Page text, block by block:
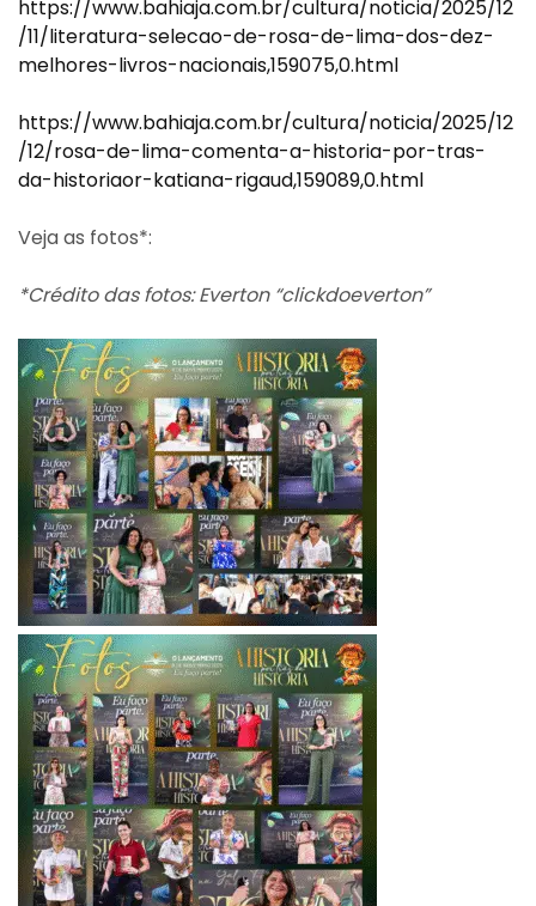
https://www.bahiaja.com.br/cultura/noticia/2025/12
/11/literatura-selecao-de-rosa-de-lima-dos-dez-
melhores-livros-nacionais,159075,0.html
https://www.bahiaja.com.br/cultura/noticia/2025/12
/12/rosa-de-lima-comenta-a-historia-por-tras-
da-historiaor-katiana-rigaud,159089,0.html
Veja as fotos*:
*Crédito das fotos: Everton “clickdoeverton”